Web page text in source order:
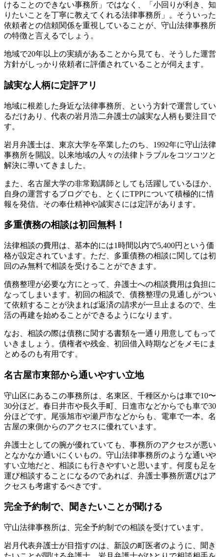
けることのできない事務所」ではなく、
「小回りが利き、知
りたいことを丁寧に教えてくれる法律事務所」
。そういった
依頼者との信頼関係を重視していることが、守山法律事務所
の特徴と言えるでしょう。
地域で20年以上の実績があることから見ても、そうした運営
方針がしっかり依頼者に評価されていることが伺えます。
誠実な人柄に定評アリ
地域に根差した身近な法律事務所、という方針で運営してい
るだけあり、代表の岩月浩二弁護士の誠実な人柄も要注目で
す。
岩月弁護士は、東京大学を卒業したのち、1992年に守山法律
事務所を開設。
以来地域の人々の法律トラブルをコツコツと
解決に導いてきました。
また、名古屋大学の非常勤講師としても活躍しているほか、
自身の運営するブログでも、とくにTPPについて積極的に情
報を発信。その奉仕精神や誠実さには定評があります。
多重債務の相談は初回無料！
法律相談の費用は、基本的には1時間以内で5,400円という価
格が設定されています。ただ、多重債務の相談に関しては初
回のみ無料で相談を受けることができます。
債務整理が必要な方にとって、弁護士への相談費用は負担に
なってしまいます。初回の相談で、債務整理の見通しがつい
て依頼することが決まれば返済の請求が一旦止まるので、 生
活の再建を始めることができる ようになります。
なお、相談の際は債務に関する書類を一通り用意してもって
いきましょう。債権者や残金、初回借入時期などをメモにま
とめるのも有用です。
名古屋市東部から通いやすい立地
守山区にあるこの事務所は、名東区、千種区からは車で10〜
30分ほど。春日井市や長久手町、日進市などからでも車で30
分ほどです。
尾張旭市や瀬戸市などからも、電車で一本。名
古屋の東側からのアクセスに優れています。
弁護士としての腕が優れていても、事務所のアクセスが悪い
となかなか通いにくいもの。守山法律事務所のような通いや
すい立地だと、相談にも行きやすいと思います。何度も足を
運び相談することになるのであれば、弁護士事務所選びはア
クセスも考慮するべきです。
完全予約制で、聞きたいことが聞ける
守山法律事務所は、完全予約制での相談を受けています。
岩月代表弁護士が目指すのは、新設の町医者のように、聞き